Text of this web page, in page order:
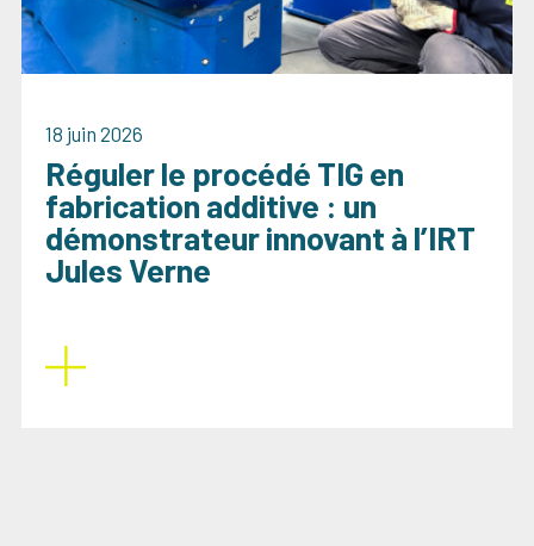
18 juin 2026
Réguler le procédé TIG en
fabrication additive : un
démonstrateur innovant à l’IRT
Jules Verne